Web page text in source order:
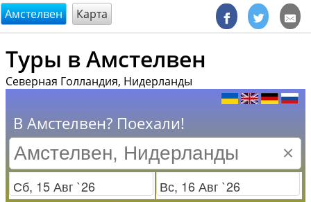
@endsectiom
Амстелвен Карта
Туры в Амстелвен
Северная Голландия, Нидерланды
В Амстелвен? Поехали!
×
Заезд Отъезд